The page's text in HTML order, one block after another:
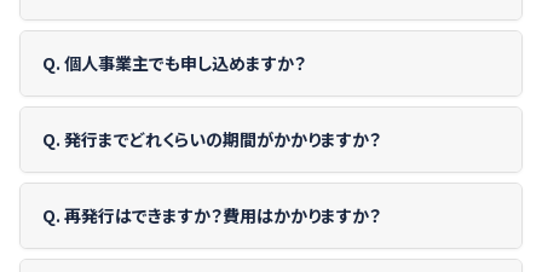
Q. 個人事業主でも申し込めますか？
Q. 発行までどれくらいの期間がかかりますか？
Q. 再発行はできますか？費用はかかりますか？